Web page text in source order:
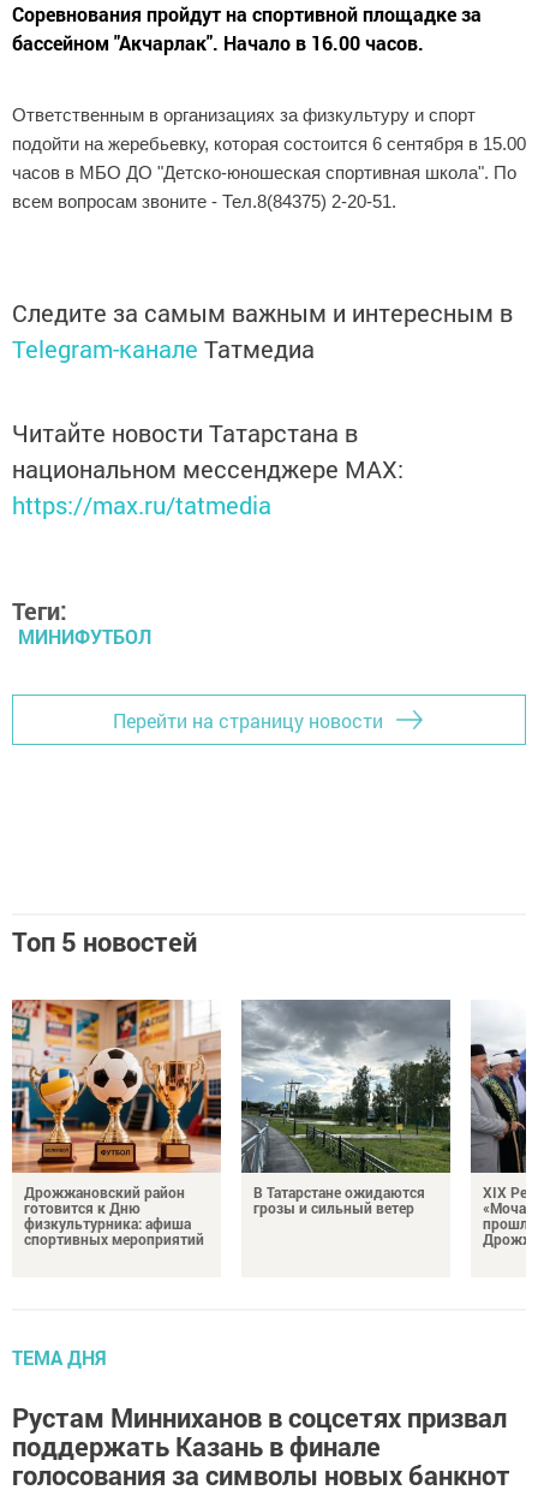
Соревнования пройдут на спортивной площадке за
бассейном "Акчарлак". Начало в 16.00 часов.
Ответственным в организациях за физкультуру и спорт
подойти на жеребьевку, которая состоится 6 сентября в 15.00
часов в МБО ДО "Детско-юношеская спортивная школа". По
всем вопросам звоните - Тел.8(84375) 2-20-51.
Следите за самым важным и интересным в
Telegram-канале Татмедиа
Читайте новости Татарстана в
национальном мессенджере MАХ:
https://max.ru/tatmedia
Теги:
МИНИФУТБОЛ
Перейти на страницу новости
Топ 5 новостей
Дрожжановский район
готовится к Дню
физкультурника: афиша
спортивных мероприятий
В Татарстане ожидаются
грозы и сильный ветер
XIX
ТЕМА ДНЯ
Рустам Минниханов в соцсетях призвал
поддержать Казань в финале
голосования за символы новых банкнот